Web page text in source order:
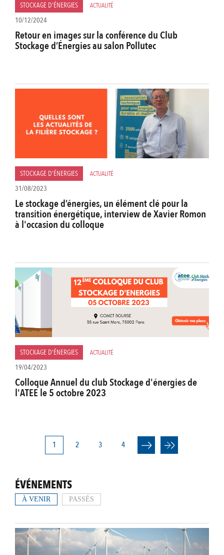
STOCKAGE D'ÉNERGIES ACTUALITÉ
10/12/2024
Retour en images sur la conférence du Club
Stockage d’Énergies au salon Pollutec
STOCKAGE D'ÉNERGIES ACTUALITÉ
31/08/2023
Le stockage d’énergies, un élément clé pour la
transition énergétique, interview de Xavier Romon
à l'occasion du colloque
STOCKAGE D'ÉNERGIES ACTUALITÉ
19/04/2023
Colloque Annuel du club Stockage d'énergies de
l'ATEE le 5 octobre 2023
PAGINATIONPage
courante
1 Page
2 Page
3 Page
4
ÉVÉNEMENTS
À VENIR PASSÉS